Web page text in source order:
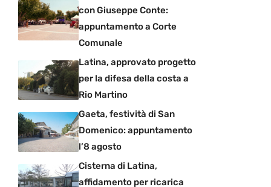
con Giuseppe Conte:
appuntamento a Corte
Comunale
Latina, approvato progetto
per la difesa della costa a
Rio Martino
Gaeta, festività di San
Domenico: appuntamento
l’8 agosto
Cisterna di Latina,
affidamento per ricarica